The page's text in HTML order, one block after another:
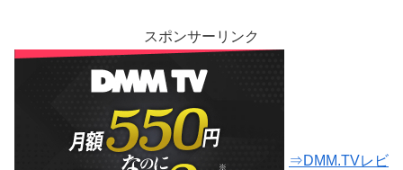
スポンサーリンク
⇒DMM.TVレビ